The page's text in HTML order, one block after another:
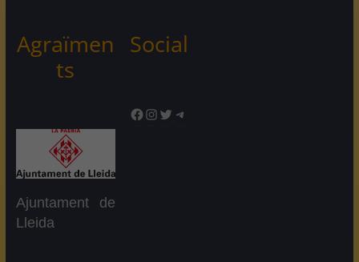
Agraïmen
ts
Ajuntament de
Lleida
Social
Facebook
Instagram
TwitterTelegram